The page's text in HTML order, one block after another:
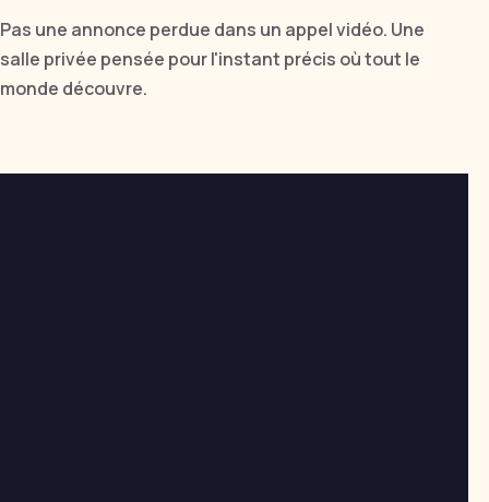
Pas une annonce perdue dans un appel vidéo. Une
salle privée pensée pour l'instant précis où tout le
monde découvre.